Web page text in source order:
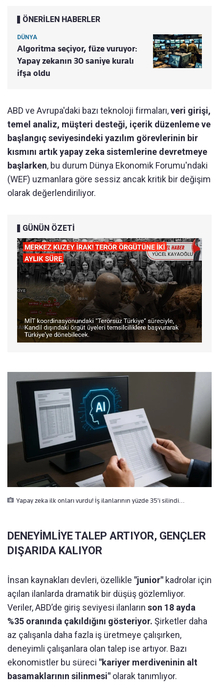
ÖNERİLEN HABERLER
DÜNYA
Algoritma seçiyor, füze vuruyor:
Yapay zekanın 30 saniye kuralı
ifşa oldu
ABD ve Avrupa'daki bazı teknoloji firmaları,veri girişi,
temel analiz, müşteri desteği, içerik düzenleme ve
başlangıç seviyesindeki yazılım görevlerinin bir
kısmını artık yapay zeka sistemlerine devretmeye
başlarken, bu durum Dünya Ekonomik Forumu'ndaki
(WEF) uzmanlara göre sessiz ancak kritik bir değişim
olarak değerlendiriliyor.
GÜNÜN ÖZETİ
Yapay zeka ilk onları vurdu! İş ilanlarının yüzde 35'i silindi...
DENEYİMLİYE TALEP ARTIYOR, GENÇLER
DIŞARIDA KALIYOR
İnsan kaynakları devleri, özellikle "junior" kadrolar için
açılan ilanlarda dramatik bir düşüş gözlemliyor.
Veriler, ABD’de giriş seviyesi ilanların son 18 ayda
%35 oranında çakıldığını gösteriyor. Şirketler daha
az çalışanla daha fazla iş üretmeye çalışırken,
deneyimli çalışanlara olan talep ise artıyor. Bazı
ekonomistler bu süreci "kariyer merdiveninin alt
basamaklarının silinmesi" olarak tanımlıyor.